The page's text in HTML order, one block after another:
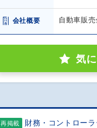
会社概要 自動車販
気
再掲載 財務・コントローラ